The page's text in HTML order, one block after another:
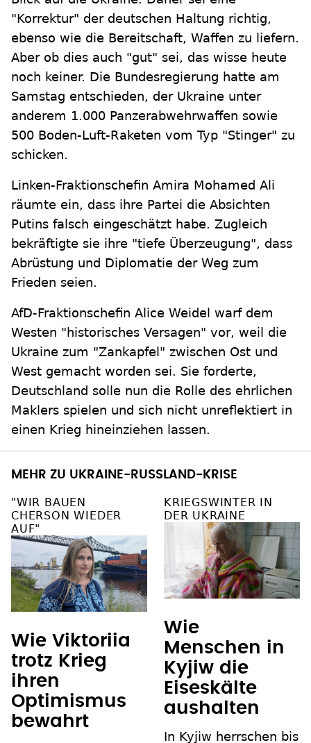
"Korrektur" der deutschen Haltung richtig,
ebenso wie die Bereitschaft, Waffen zu liefern.
Aber ob dies auch "gut" sei, das wisse heute
noch keiner. Die Bundesregierung hatte am
Samstag entschieden, der Ukraine unter
anderem 1.000 Panzerabwehrwaffen sowie
500 Boden-Luft-Raketen vom Typ "Stinger" zu
schicken.
Linken-Fraktionschefin Amira Mohamed Ali
räumte ein, dass ihre Partei die Absichten
Putins falsch eingeschätzt habe. Zugleich
bekräftigte sie ihre "tiefe Überzeugung", dass
Abrüstung und Diplomatie der Weg zum
Frieden seien.
AfD-Fraktionschefin Alice Weidel warf dem
Westen "historisches Versagen" vor, weil die
Ukraine zum "Zankapfel" zwischen Ost und
West gemacht worden sei. Sie forderte,
Deutschland solle nun die Rolle des ehrlichen
Maklers spielen und sich nicht unreflektiert in
einen Krieg hineinziehen lassen.
MEHR ZU UKRAINE-RUSSLAND-KRISE
"WIR BAUEN
CHERSON WIEDER
AUF"
Wie Viktoriia
trotz Krieg
ihren
Optimismus
bewahrt
KRIEGSWINTER IN
DER UKRAINE
Wie
Menschen in
Kyjiw die
Eiseskälte
aushalten
In Kyjiw herrschen bis